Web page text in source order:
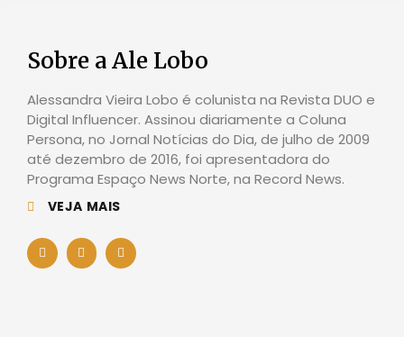
Sobre a Ale Lobo
Alessandra Vieira Lobo é colunista na Revista DUO e
Digital Influencer. Assinou diariamente a Coluna
Persona, no Jornal Notícias do Dia, de julho de 2009
até dezembro de 2016, foi apresentadora do
Programa Espaço News Norte, na Record News.
VEJA MAIS